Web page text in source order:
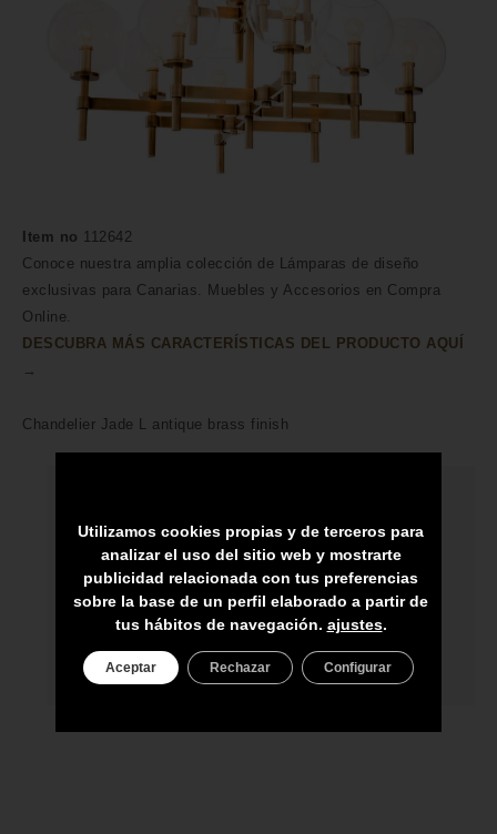
Item no 112642
Conoce nuestra amplia colección de Lámparas de diseño
exclusivas para Canarias. Muebles y Accesorios en Compra
Online.
DESCUBRA MÁS CARACTERÍSTICAS DEL PRODUCTO AQUÍ
→
Chandelier Jade L antique brass finish
ARTESANOS
ENVÍO A TODA CANARIAS
ASESORAMIENTO PERSONAL
PRECIO DEL PRODUCTO NO INCLUYE
IGIC
Utilizamos cookies propias y de terceros para
analizar el uso del sitio web y mostrarte
publicidad relacionada con tus preferencias
sobre la base de un perfil elaborado a partir de
tus hábitos de navegación. ajustes.
Aceptar Rechazar Configurar